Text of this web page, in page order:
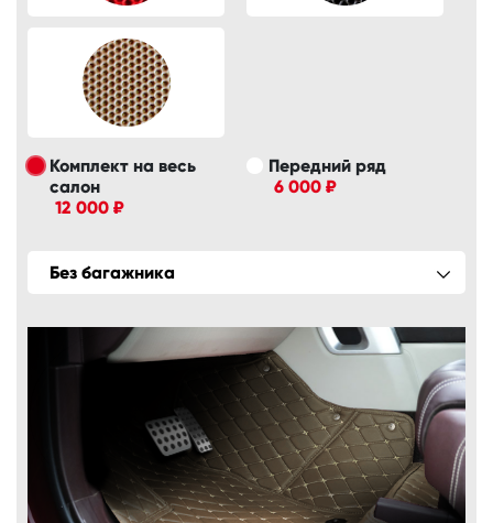
Комплект на весь
салон
12 000 ₽
Передний ряд
6 000 ₽
Без багажника